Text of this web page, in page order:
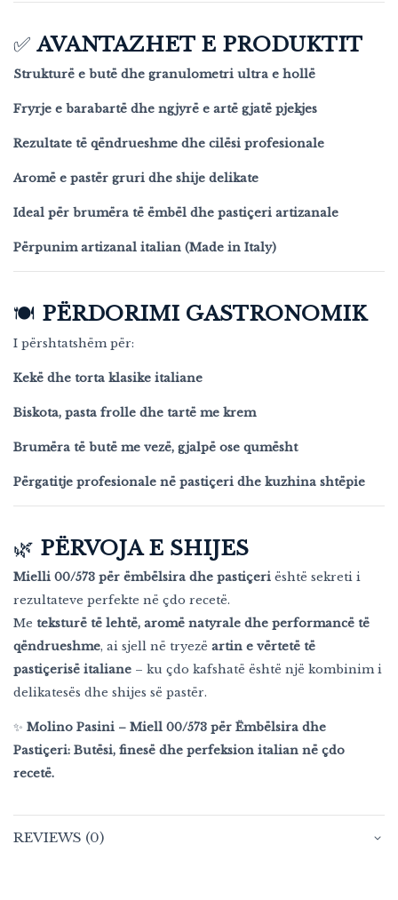
✅ AVANTAZHET E PRODUKTIT
Strukturë e butë dhe granulometri ultra e hollë
Fryrje e barabartë dhe ngjyrë e artë gjatë pjekjes
Rezultate të qëndrueshme dhe cilësi profesionale
Aromë e pastër gruri dhe shije delikate
Ideal për brumëra të ëmbël dhe pastiçeri artizanale
Përpunim artizanal italian (Made in Italy)
🍽️ PËRDORIMI GASTRONOMIK
I përshtatshëm për:
Kekë dhe torta klasike italiane
Biskota, pasta frolle dhe tartë me krem
Brumëra të butë me vezë, gjalpë ose qumësht
Përgatitje profesionale në pastiçeri dhe kuzhina shtëpie
🌿 PËRVOJA E SHIJES
Mielli 00/573 për ëmbëlsira dhe pastiçeri është sekreti i
rezultateve perfekte në çdo recetë.
Me teksturë të lehtë, aromë natyrale dhe performancë të
qëndrueshme, ai sjell në tryezë artin e vërtetë të
pastiçerisë italiane – ku çdo kafshatë është një kombinim i
delikatesës dhe shijes së pastër.
✨ Molino Pasini – Miell 00/573 për Ëmbëlsira dhe
Pastiçeri: Butësi, finesë dhe perfeksion italian në çdo
recetë.
REVIEWS (0)